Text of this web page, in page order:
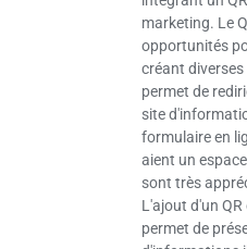
marketing. Le
opportunités
créant diverses
permet de
site
formulaire en
aient un
sont très
L'ajout d'un
permet de